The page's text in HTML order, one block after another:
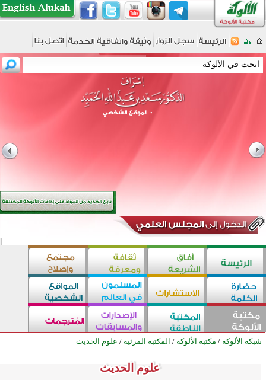
شبكة الألوكة / مكتبة الألوكة / المكتبة المرئية / علوم الحديث
علوم الحديث
علوم الحديث
علوم الحديث
علوم الحديث
علوم الحديث
علوم الحديث
علوم الحديث
علوم الحديث
علوم الحديث
علوم الحديث
علوم الحديث
علوم الحديث
علوم الحديث
علوم الحديث
علوم الحديث
علوم الحديث
علوم الحديث
علوم الحديث
علوم الحديث
علوم الحديث
علوم الحديث
علوم الحديث
علوم الحديث
علوم الحديث
علوم الحديث